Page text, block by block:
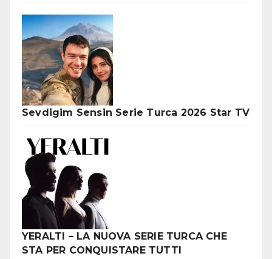
Sevdigim Sensin Serie Turca 2026 Star TV
YERALTI – LA NUOVA SERIE TURCA CHE
STA PER CONQUISTARE TUTTI